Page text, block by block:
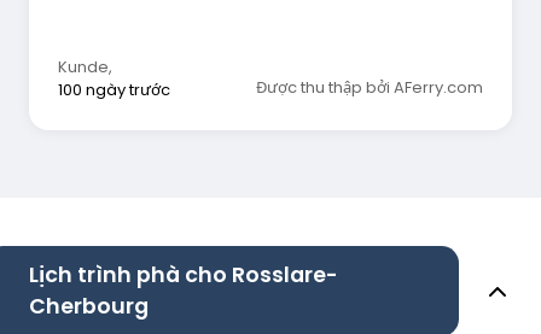
Kunde,
100 ngày trước
Được thu thập bởi AFerry.com
Lịch trình phà cho Rosslare-
Cherbourg